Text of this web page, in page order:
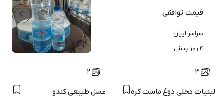
۸
قیمت توافقی
سراسر ایران
۴ روز پیش
۳
لبنیات محلی دوغ ماست کره
۲
عسل طبیعی کندو